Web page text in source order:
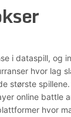
i dataspill, og
hvor lag
største
online battle
hvor